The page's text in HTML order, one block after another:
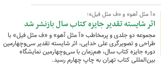
«آ مثل آهو» و «ف مثل فیل»؛
اثر شایسته تقدیر جایزه کتاب سال بازنشر شد
مجموعه دو جلدی و پرمخاطب «آ مثل آهو» و «ف مثل فیل» با
طراحی و تصویرگری علی خدایی، اثر شایسته تقدیر سی‌وچهارمین
دوره جایزه کتاب سال، هم‌زمان با سی‌وچهارمین نمایشگاه
بین‌المللی کتاب تهران به چاپ چهارم رسید.